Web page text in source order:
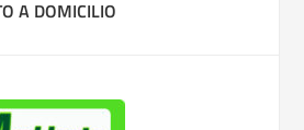
A DOMICILIO